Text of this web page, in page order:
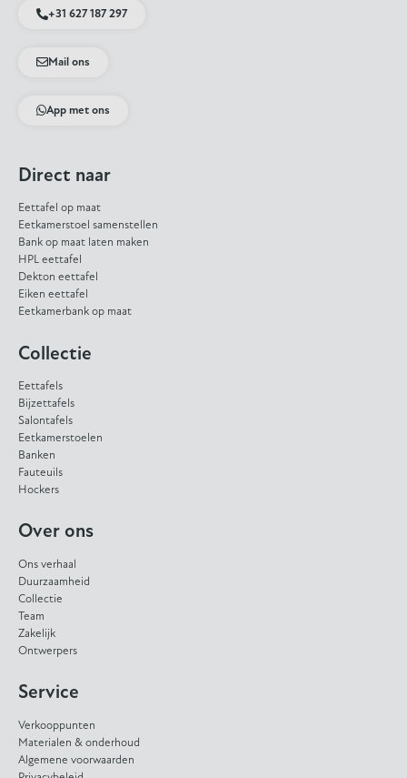
+31 627 187 297
Mail ons
App met ons
Direct naar
Eettafel op maat
Eetkamerstoel samenstellen
Bank op maat laten maken
HPL eettafel
Dekton eettafel
Eiken eettafel
Eetkamerbank op maat
Collectie
Eettafels
Bijzettafels
Salontafels
Eetkamerstoelen
Banken
Fauteuils
Hockers
Over ons
Ons verhaal
Duurzaamheid
Collectie
Team
Zakelijk
Ontwerpers
Service
Verkooppunten
Materialen & onderhoud
Algemene voorwaarden